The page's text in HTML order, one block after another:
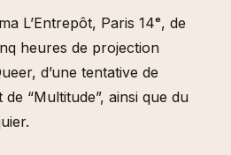
L’Entrepôt, Paris 14ᵉ, de
heures de projection
d’une tentative de
“Multitude”, ainsi que du